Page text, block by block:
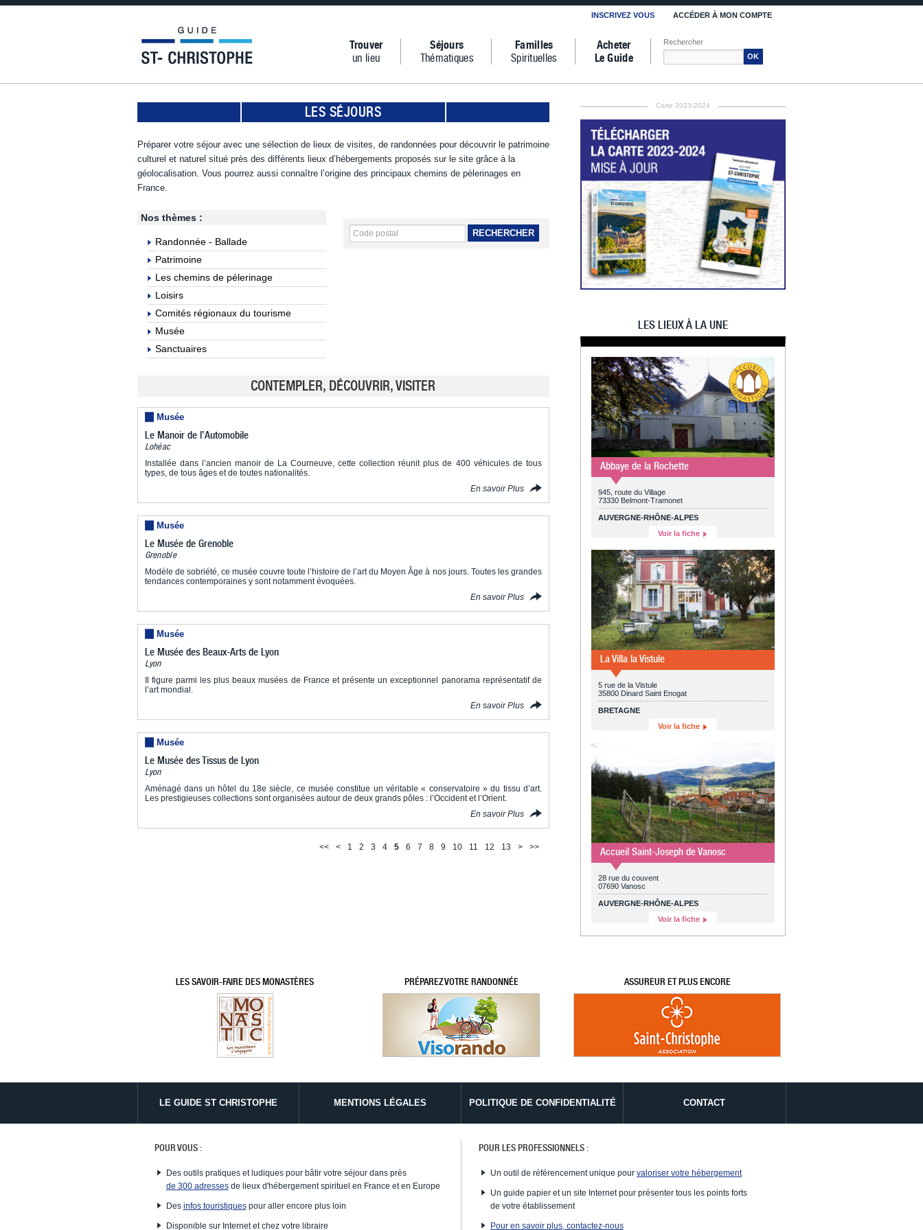
INSCRIVEZ VOUS ACCÉDER À MON COMPTE
Trouver
un lieu
Séjours
Thématiques
Familles
Spirituelles
Acheter
Le Guide
Rechercher
OK
LES SÉJOURS
Préparer votre séjour avec une sélection de lieux de visites, de randonnées pour découvrir le patrimoine
culturel et naturel situé près des différents lieux d’hébergements proposés sur le site grâce à la
géolocalisation. Vous pourrez aussi connaître l’origine des principaux chemins de pèlerinages en
France.
Nos thèmes :
Randonnée - Ballade
Patrimoine
Les chemins de pélerinage
Loisirs
Comités régionaux du tourisme
Musée
Sanctuaires
RECHERCHER
CONTEMPLER, DÉCOUVRIR, VISITER
Musée
Le Manoir de l’Automobile
Lohéac
Installée dans l’ancien manoir de La Courneuve, cette collection réunit plus de 400 véhicules de tous
types, de tous âges et de toutes nationalités.
En savoir Plus
Musée
Le Musée de Grenoble
Grenoble
Modèle de sobriété, ce musée couvre toute l’histoire de l’art du Moyen Âge à nos jours. Toutes les grandes
tendances contemporaines y sont notamment évoquées.
En savoir Plus
Musée
Le Musée des Beaux-Arts de Lyon
Lyon
Il figure parmi les plus beaux musées de France et présente un exceptionnel panorama représentatif de
l’art mondial.
En savoir Plus
Musée
Le Musée des Tissus de Lyon
Lyon
Aménagé dans un hôtel du 18e siècle, ce musée constitue un véritable « conservatoire » du tissu d’art.
Les prestigieuses collections sont organisées autour de deux grands pôles : l’Occident et l’Orient.
En savoir Plus
<< < 1 2 3 4 5 6 7 8 9 10 11 12 13 > >>
Carte 2023-2024
LES LIEUX À LA UNE
Abbaye de la Rochette
945, route du Village
73330 Belmont-Tramonet
AUVERGNE-RHÔNE-ALPES
Voir la fiche
La Villa la Vistule
5 rue de la Vistule
35800 Dinard Saint Enogat
BRETAGNE
Voir la fiche
Accueil Saint-Joseph de Vanosc
28 rue du couvent
07690 Vanosc
AUVERGNE-RHÔNE-ALPES
Voir la fiche
LES SAVOIR-FAIRE DES MONASTÈRES PRÉPAREZ VOTRE RANDONNÉE ASSUREUR ET PLUS ENCORE
LE GUIDE ST CHRISTOPHE MENTIONS LÉGALES POLITIQUE DE CONFIDENTIALITÉ CONTACT
POUR VOUS :
Des outils pratiques et ludiques pour bâtir votre séjour dans près
de 300 adressesde lieux d'hébergement spirituel en France et en Europe
Des infos touristiquespour aller encore plus loin
Disponible sur Internet et chez votre libraire
POUR LES PROFESSIONNELS :
Un outil de référencement unique pour valoriser votre hébergement
Un guide papier et un site Internet pour présenter tous les points forts
de votre établissement
Pour en savoir plus, contactez-nous